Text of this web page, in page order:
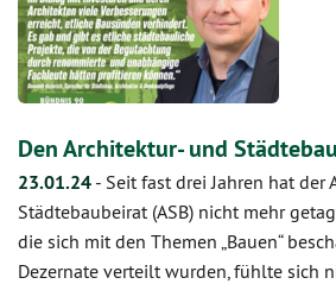
Den Architektur- und
23.01.24 - Seit fast drei Jahren hat der
Städtebaubeirat (ASB) nicht mehr
die sich mit den Themen „Bauen“
Dezernate verteilt wurden, fühlte sich